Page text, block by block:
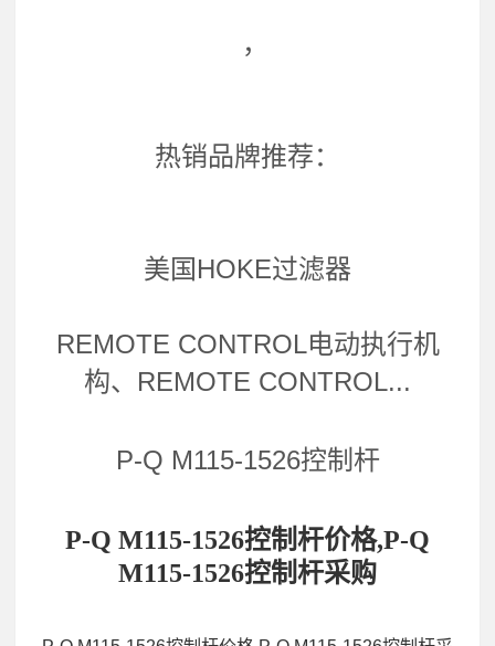
，
热销品牌推荐：
美国HOKE过滤器
REMOTE CONTROL电动执行机
构、REMOTE CONTROL...
P-Q M115-1526控制杆
P-Q M115-1526控制杆价格,P-Q
M115-1526控制杆采购